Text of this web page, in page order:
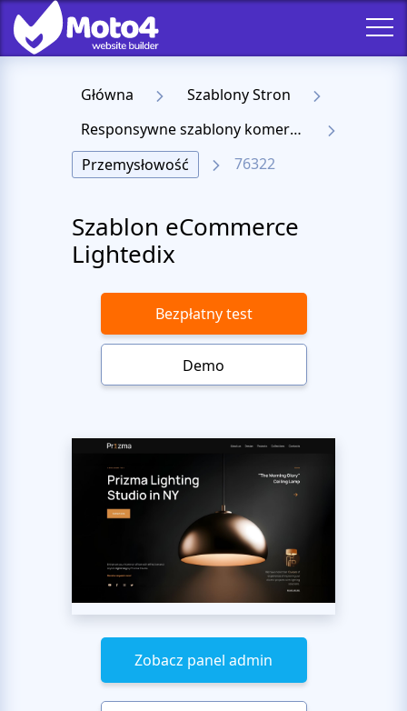
Główna
Szablony Stron
Responsywne szablony komercyjne
Przemysłowość
76322
Szablon eCommerce
Lightedix
Bezpłatny test
Demo
Zobacz panel admin